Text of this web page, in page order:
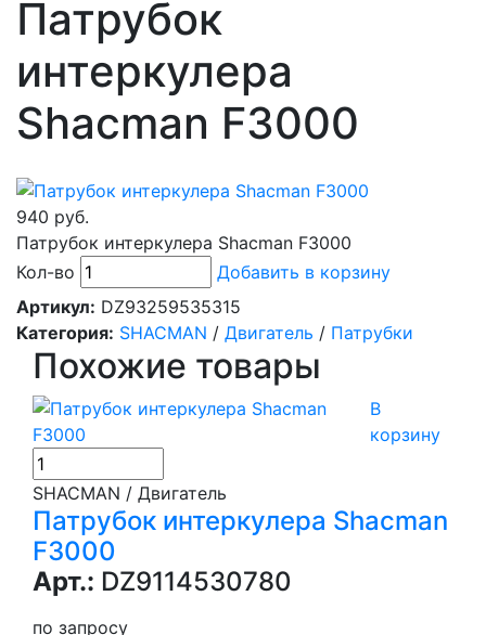
Патрубок
интеркулера
Shacman F3000
940 руб.
Патрубок интеркулера Shacman F3000
Кол-во
Добавить в корзину
Артикул: DZ93259535315
Категория: SHACMAN / Двигатель / Патрубки
Похожие товары
В
корзину
SHACMAN / Двигатель
Патрубок интеркулера Shacman
F3000
Арт.: DZ9114530780
по запросу